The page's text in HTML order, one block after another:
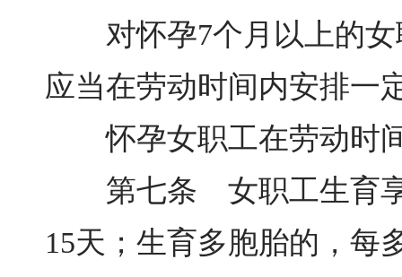
对怀孕7个月以上的女
应当在劳动时间内安排一
怀孕女职工在劳动时间
第七条 女职工生育享
15天；生育多胞胎的，每